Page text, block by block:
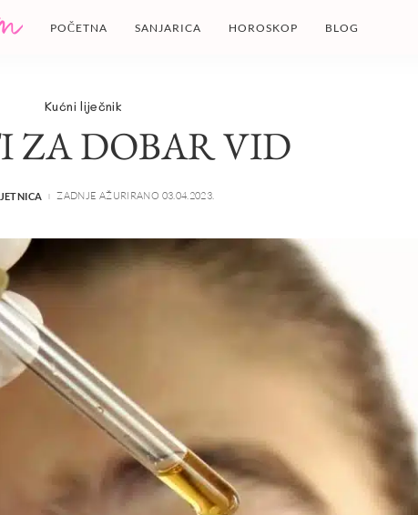
POČETNA SANJARICA HOROSKOP BLOG
Kućni liječnik
ZA DOBAR VID
ZADNJE AŽURIRANO 03.04.2023.